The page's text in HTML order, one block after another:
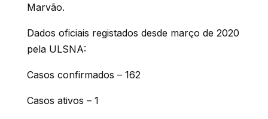
Marvão.
Dados oficiais registados desde março de 2020
pela ULSNA:
Casos confirmados – 162
Casos ativos – 1